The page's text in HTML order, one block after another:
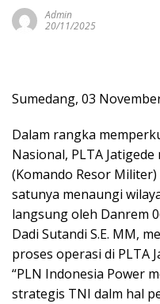
Admin
20/11/2025
Sumedang, 03
Dalam rangka
Nasional, PLTA
(Komando Resor
satunya menaungi
langsung oleh Danrem
Dadi Sutandi S.E. MM,
proses operasi di PLTA
“PLN Indonesia Power
strategis TNI dalm hal